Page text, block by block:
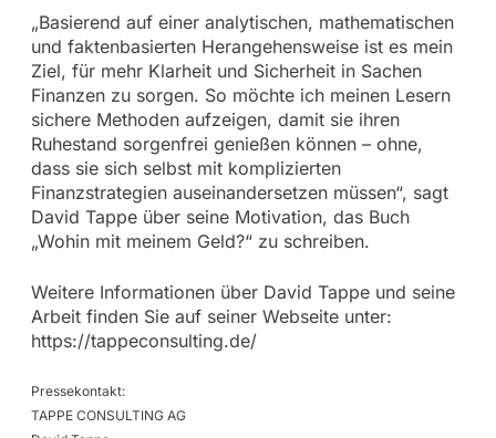
„Basierend auf einer analytischen, mathematischen
und faktenbasierten Herangehensweise ist es mein
Ziel, für mehr Klarheit und Sicherheit in Sachen
Finanzen zu sorgen. So möchte ich meinen Lesern
sichere Methoden aufzeigen, damit sie ihren
Ruhestand sorgenfrei genießen können – ohne,
dass sie sich selbst mit komplizierten
Finanzstrategien auseinandersetzen müssen“, sagt
David Tappe über seine Motivation, das Buch
„Wohin mit meinem Geld?“ zu schreiben.
Weitere Informationen über David Tappe und seine
Arbeit finden Sie auf seiner Webseite unter:
https://tappeconsulting.de/
Pressekontakt:
TAPPE CONSULTING AG